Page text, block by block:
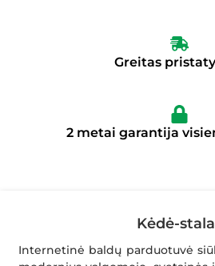
Greitas
2 metai garantija
Kėdė-
Internetinė baldų parduotuvė